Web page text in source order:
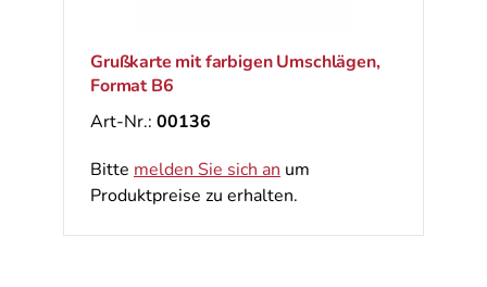
Grußkarte mit farbigen Umschlägen,
Format B6
Art-Nr.: 00136
Bitte melden Sie sich an um
Produktpreise zu erhalten.